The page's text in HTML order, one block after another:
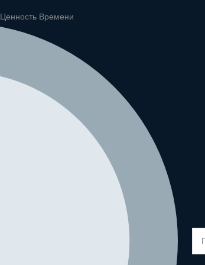
Ценность Времени